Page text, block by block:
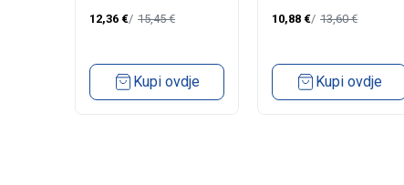
12,36 € 15,45€
Kupi ovdje
10,88 € 13,60€
Kupi ovdje